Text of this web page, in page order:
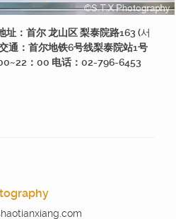
址：首尔 龙山区 梨泰院路163 (서
通：首尔地铁6号线梨泰院站1号
：00 电话：02-796-6453